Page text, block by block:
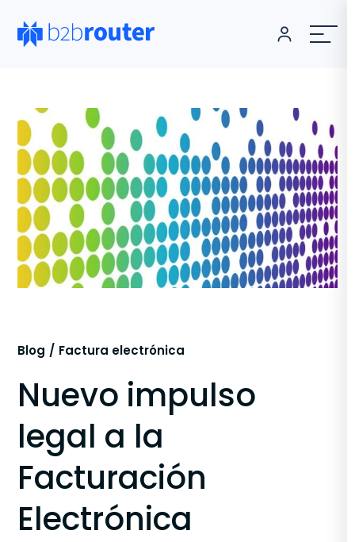
Blog Factura electrónica
Nuevo impulso
legal a la
Facturación
Electrónica